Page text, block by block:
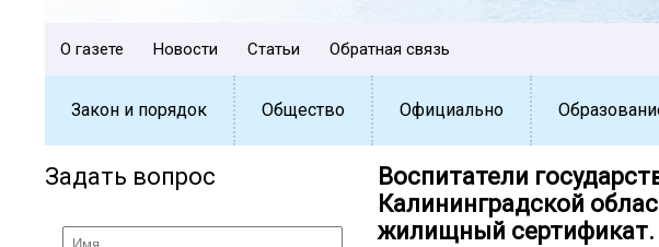
О газете Новости Статьи Обратная связь
Закон и порядок Общество Официально
Задать вопрос
Воспитатели
Калининградской
жилищный сертификат.